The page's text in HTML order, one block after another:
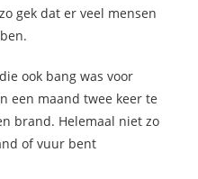
gek dat er veel mensen
ook bang was voor
een maand twee keer te
brand. Helemaal niet zo
of vuur bent